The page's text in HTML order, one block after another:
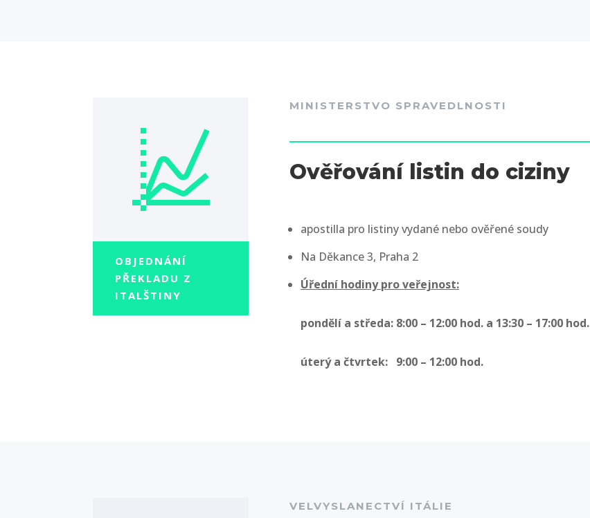
OBJEDNÁNÍ
PŘEKLADU Z
ITALŠTINY
MINISTERSTVO SPRAVEDLNOSTI
Ověřování listin do ciziny
apostilla pro listiny vydané nebo ověřené soudy
Na Děkance 3, Praha 2
Úřední hodiny pro veřejnost:
pondělí a středa: 8:00 – 12:00 hod. a 13:30 – 17:00 hod.
úterý a čtvrtek: 9:00 – 12:00 hod.
VELVYSLANECTVÍ ITÁLIE